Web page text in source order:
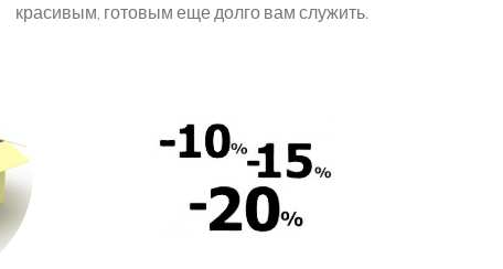
красивым, готовым еще долго вам служить.